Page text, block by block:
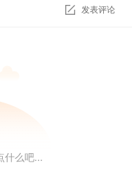
个白皮书标题所体现的
真是无法担负现金“支
或者说，还没有找到自
发表评论
什么吧...